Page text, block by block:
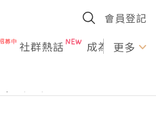
會員登記
社群熱話 成為U更多